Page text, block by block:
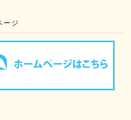
ージ